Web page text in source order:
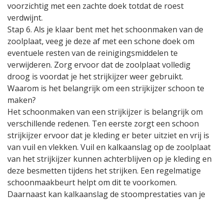
voorzichtig met een zachte doek totdat de roest
verdwijnt.
Stap 6. Als je klaar bent met het schoonmaken van de
zoolplaat, veeg je deze af met een schone doek om
eventuele resten van de reinigingsmiddelen te
verwijderen. Zorg ervoor dat de zoolplaat volledig
droog is voordat je het strijkijzer weer gebruikt.
Waarom is het belangrijk om een strijkijzer schoon te
maken?
Het schoonmaken van een strijkijzer is belangrijk om
verschillende redenen. Ten eerste zorgt een schoon
strijkijzer ervoor dat je kleding er beter uitziet en vrij is
van vuil en vlekken. Vuil en kalkaanslag op de zoolplaat
van het strijkijzer kunnen achterblijven op je kleding en
deze besmetten tijdens het strijken. Een regelmatige
schoonmaakbeurt helpt om dit te voorkomen.
Daarnaast kan kalkaanslag de stoomprestaties van je